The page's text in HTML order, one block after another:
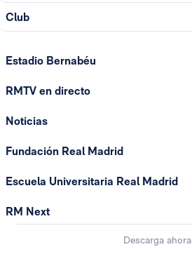
Club
Estadio Bernabéu
RMTV en directo
Noticias
Fundación Real Madrid
Escuela Universitaria Real Madrid
RM Next
Descarga ahora